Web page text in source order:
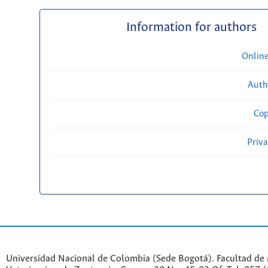
Information for authors
Universidad Nacional de Colombia (Sede Bogotá). Facultad de